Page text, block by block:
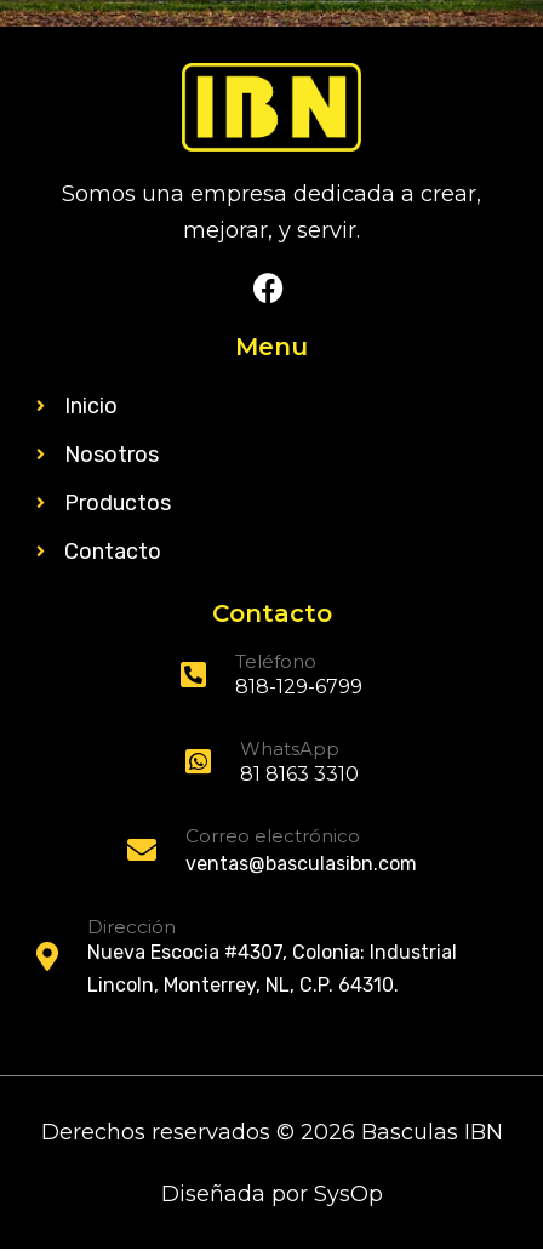
Somos una empresa dedicada a crear,
mejorar, y servir.
Menu
Inicio
Nosotros
Productos
Contacto
Contacto
Teléfono
818-129-6799
WhatsApp
81 8163 3310
Correo electrónico
ventas@basculasibn.com
Dirección
Nueva Escocia #4307, Colonia: Industrial
Lincoln, Monterrey, NL, C.P. 64310.
Derechos reservados © 2026 Basculas IBN
Diseñada por SysOp